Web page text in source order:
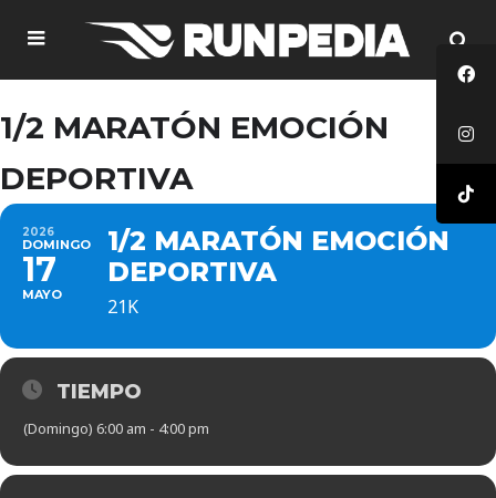
1/2 MARATÓN EMOCIÓN
DEPORTIVA
2026
DOMINGO
17
MAYO
1/2 MARATÓN EMOCIÓN
DEPORTIVA
21K
TIEMPO
(Domingo) 6:00 am - 4:00 pm